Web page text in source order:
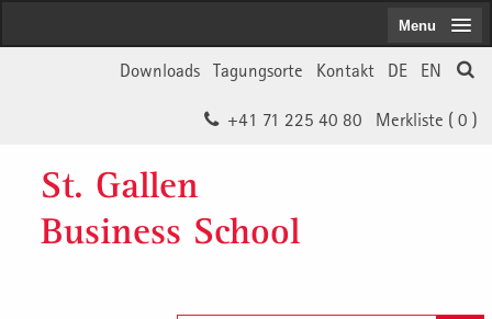
EN
DE
Kontakt
Tagungsorte
Downloads
Merkliste ( 0 )
+41 71 225 40 80
St. Gallen
Business School
Menu